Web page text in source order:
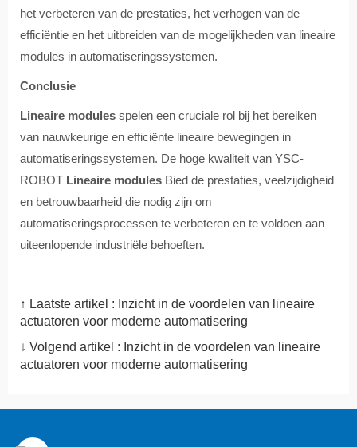
het verbeteren van de prestaties, het verhogen van de
efficiëntie en het uitbreiden van de mogelijkheden van lineaire
modules in automatiseringssystemen.
Conclusie
Lineaire modules spelen een cruciale rol bij het bereiken
van nauwkeurige en efficiënte lineaire bewegingen in
automatiseringssystemen. De hoge kwaliteit van YSC-
ROBOT Lineaire modules Bied de prestaties, veelzijdigheid
en betrouwbaarheid die nodig zijn om
automatiseringsprocessen te verbeteren en te voldoen aan
uiteenlopende industriële behoeften.
↑ Laatste artikel : Inzicht in de voordelen van lineaire
actuatoren voor moderne automatisering
↓ Volgend artikel : Inzicht in de voordelen van lineaire
actuatoren voor moderne automatisering